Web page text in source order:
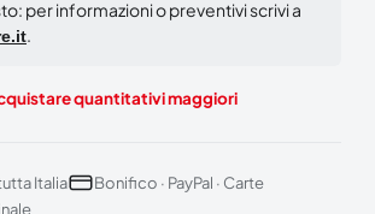
per informazioni o preventivi scrivi a
.
quantitativi maggiori
Italia
Bonifico · PayPal · Carte